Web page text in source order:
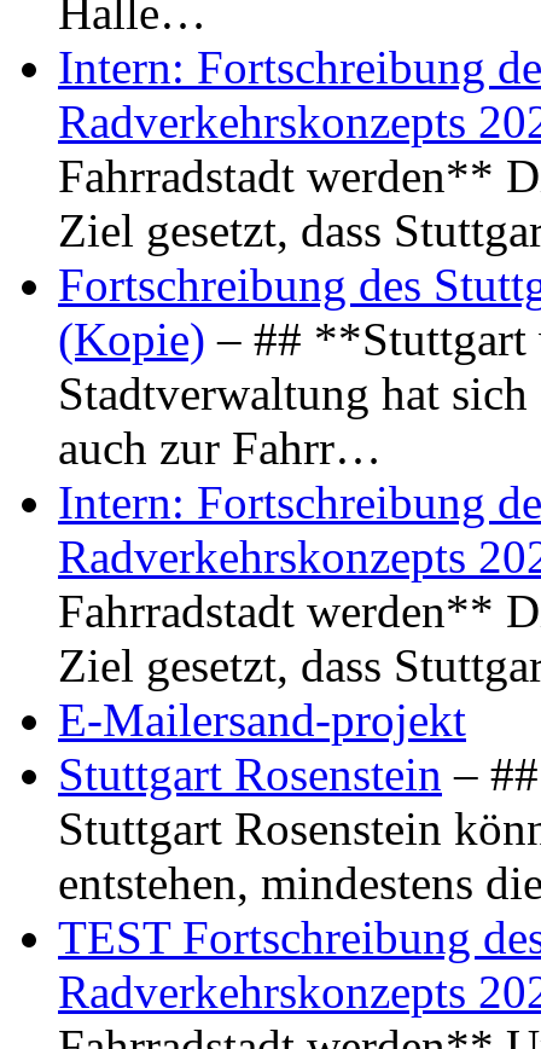
Halle…
Intern: Fortschreibung
Radverkehrskonzepts
Fahrradstadt werden**
Ziel gesetzt, dass
Fortschreibung des
(Kopie) – ## **Stuttgart
Stadtverwaltung hat
auch zur Fahrr…
Intern: Fortschreibung
Radverkehrskonzepts
Fahrradstadt werden**
Ziel gesetzt, dass
E-Mailersand-projekt
Stuttgart Rosenstein –
Stuttgart Rosenstein
entstehen, mindestens
TEST Fortschreibung
Radverkehrskonzepts